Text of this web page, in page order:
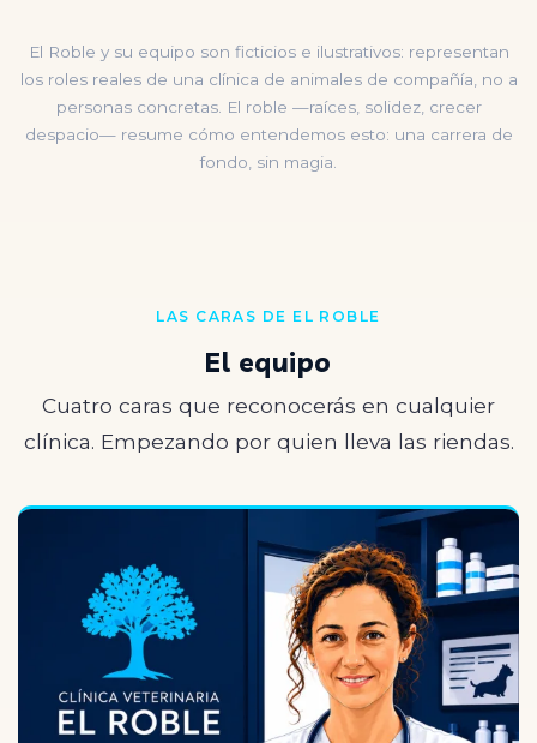
El Roble y su equipo son ficticios e ilustrativos: representan
los roles reales de una clínica de animales de compañía, no a
personas concretas. El roble —raíces, solidez, crecer
despacio— resume cómo entendemos esto: una carrera de
fondo, sin magia.
LAS CARAS DE EL ROBLE
El equipo
Cuatro caras que reconocerás en cualquier
clínica. Empezando por quien lleva las riendas.